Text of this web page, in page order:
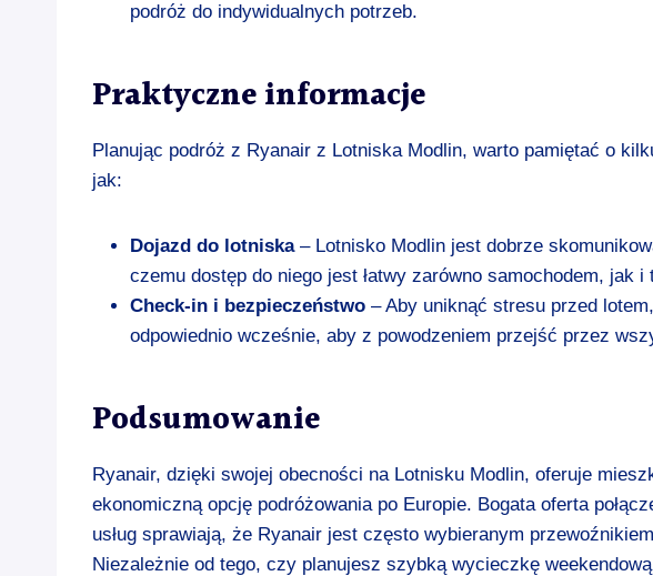
podróż do indywidualnych potrzeb.
Praktyczne informacje
Planując podróż z Ryanair z Lotniska Modlin, warto pamiętać o
jak:
Dojazd do lotniska– Lotnisko Modlin jest dobrze
czemu dostęp do niego jest łatwy zarówno samochodem, jak
Check-in i bezpieczeństwo – Aby uniknąć stresu przed
odpowiednio wcześnie, aby z powodzeniem przejść przez
Podsumowanie
Ryanair, dzięki swojej obecności na Lotnisku Modlin, oferuje
ekonomiczną opcję podróżowania po Europie. Bogata oferta
usług sprawiają, że Ryanair jest często wybieranym
Niezależnie od tego, czy planujesz szybką wycieczkę